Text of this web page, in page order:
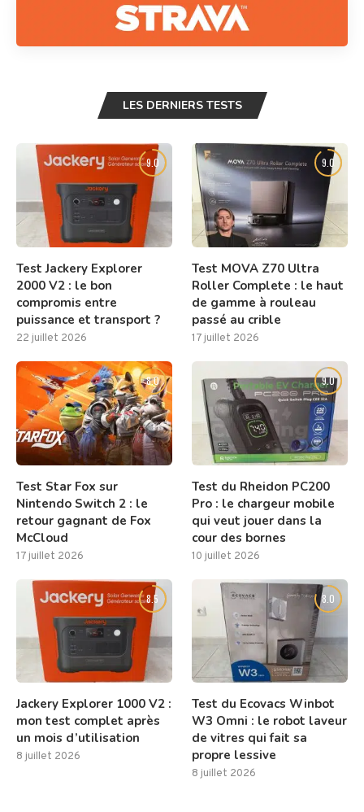
LES DERNIERS TESTS
9.0
Test Jackery Explorer
2000 V2 : le bon
compromis entre
puissance et transport ?
22 juillet 2026
9.0
Test MOVA Z70 Ultra
Roller Complete : le haut
de gamme à rouleau
passé au crible
17 juillet 2026
8.0
Test Star Fox sur
Nintendo Switch 2 : le
retour gagnant de Fox
McCloud
17 juillet 2026
9.0
Test du Rheidon PC200
Pro : le chargeur mobile
qui veut jouer dans la
cour des bornes
10 juillet 2026
8.5
Jackery Explorer 1000 V2 :
mon test complet après
un mois d’utilisation
8 juillet 2026
8.0
Test du Ecovacs Winbot
W3 Omni : le robot laveur
de vitres qui fait sa
propre lessive
8 juillet 2026